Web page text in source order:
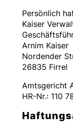
Persönlich
Kaiser
Arnim Kaiser
Nordender
26835 Firrel
Amtsgericht
HR-Nr.: 110